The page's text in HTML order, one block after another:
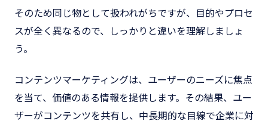
そのため同じ物として扱われがちですが、目的やプロセ
スが全く異なるので、しっかりと違いを理解しましょ
う。
コンテンツマーケティングは、ユーザーのニーズに焦点
を当て、価値のある情報を提供します。その結果、ユー
ザーがコンテンツを共有し、中長期的な目線で企業に対